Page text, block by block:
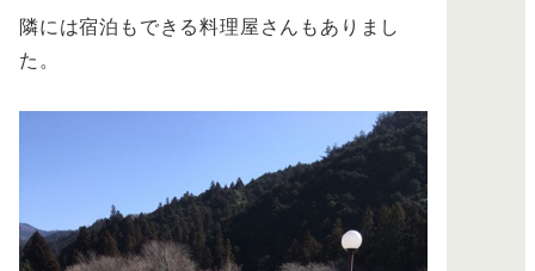
隣には宿泊もできる料理屋さんもありまし
た。